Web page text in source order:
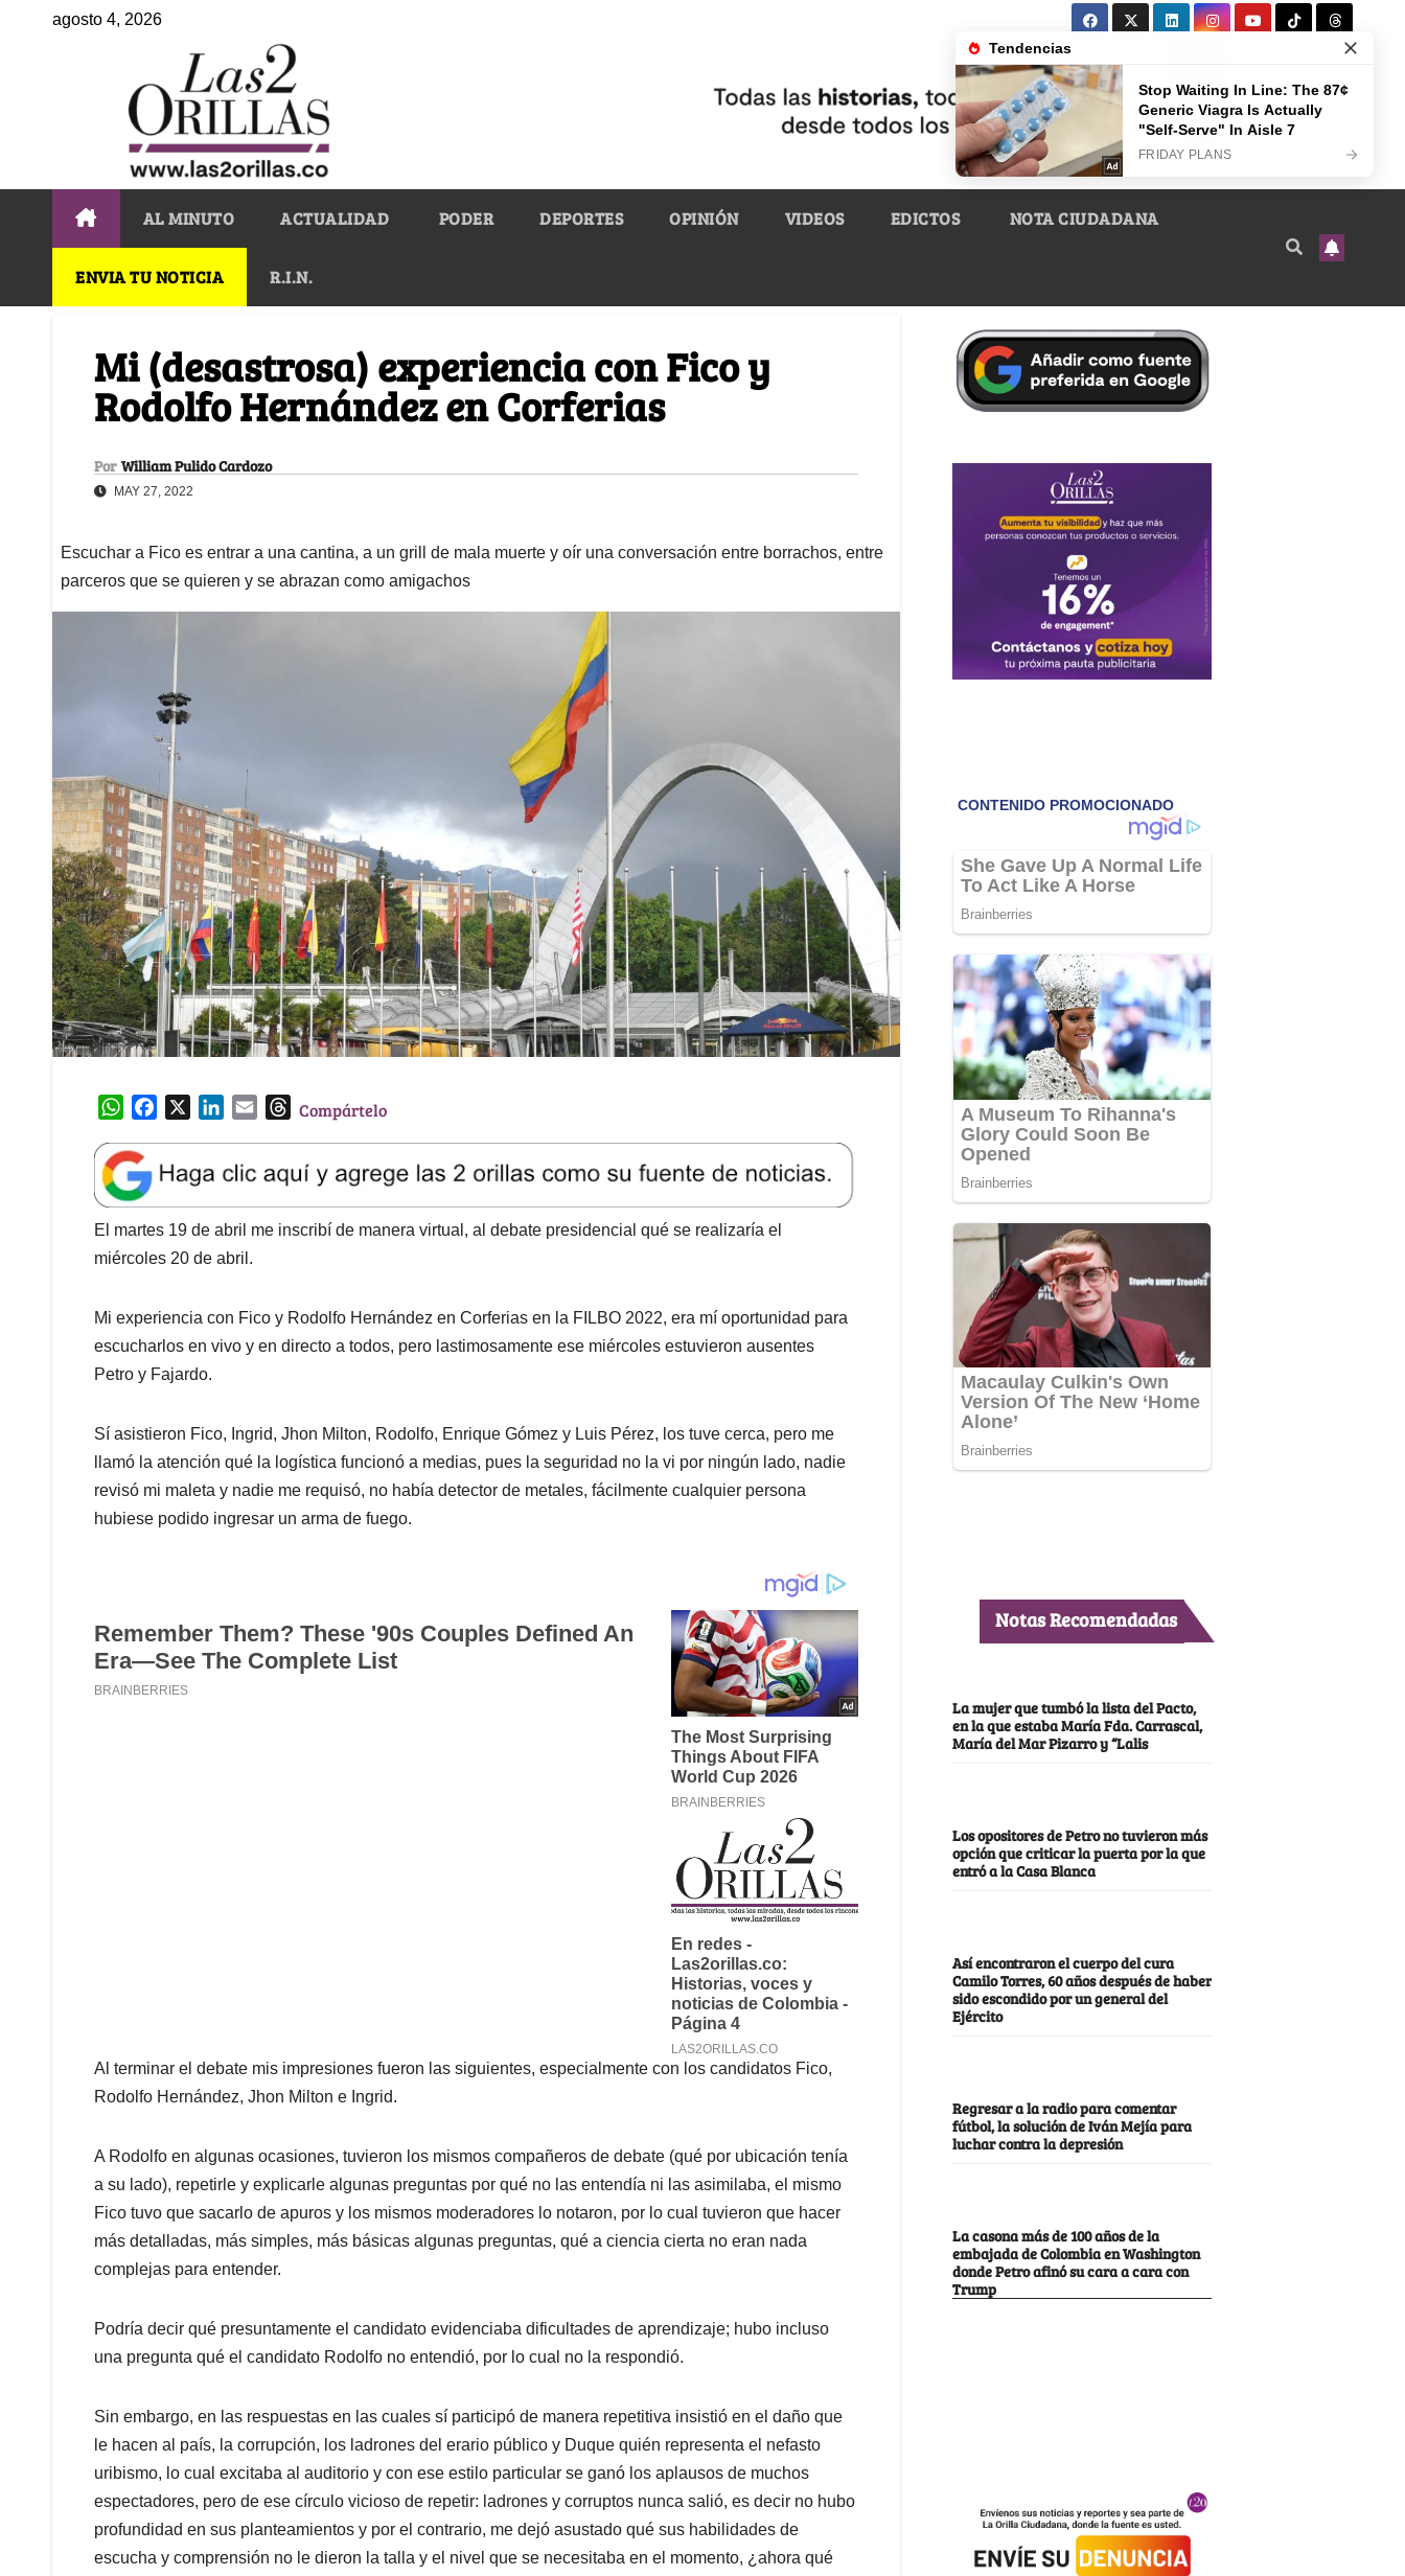
agosto 4, 2026
AL MINUTO ACTUALIDAD PODER DEPORTES OPINIÓN VIDEOS EDICTOS NOTA CIUDADANA
ENVIA TU NOTICIA R.I.N.
Mi (desastrosa) experiencia con Fico y
Rodolfo Hernández en Corferias
Por William Pulido Cardozo
MAY 27, 2022
Escuchar a Fico es entrar a una cantina, a un grill de mala muerte y oír una conversación entre borrachos, entre
parceros que se quieren y se abrazan como amigachos
W
a
t
s
A
p
e
b
o
o
k
e
d
I
l
T
e
a
d
Compártelo
El martes 19 de abril me inscribí de manera virtual, al debate presidencial qué se realizaría el
miércoles 20 de abril.
Mi experiencia con Fico y Rodolfo Hernández en Corferias en la FILBO 2022, era mí oportunidad para
escucharlos en vivo y en directo a todos, pero lastimosamente ese miércoles estuvieron ausentes
Petro y Fajardo.
Sí asistieron Fico, Ingrid, Jhon Milton, Rodolfo, Enrique Gómez y Luis Pérez, los tuve cerca, pero me
llamó la atención qué la logística funcionó a medias, pues la seguridad no la vi por ningún lado, nadie
revisó mi maleta y nadie me requisó, no había detector de metales, fácilmente cualquier persona
hubiese podido ingresar un arma de fuego.
Al terminar el debate mis impresiones fueron las siguientes, especialmente con los candidatos Fico,
Rodolfo Hernández, Jhon Milton e Ingrid.
A Rodolfo en algunas ocasiones, tuvieron los mismos compañeros de debate (qué por ubicación tenía
a su lado), repetirle y explicarle algunas preguntas por qué no las entendía ni las asimilaba, el mismo
Fico tuvo que sacarlo de apuros y los mismos moderadores lo notaron, por lo cual tuvieron que hacer
más detalladas, más simples, más básicas algunas preguntas, qué a ciencia cierta no eran nada
complejas para entender.
Podría decir qué presuntamente el candidato evidenciaba dificultades de aprendizaje; hubo incluso
una pregunta qué el candidato Rodolfo no entendió, por lo cual no la respondió.
Sin embargo, en las respuestas en las cuales sí participó de manera repetitiva insistió en el daño que
le hacen al país, la corrupción, los ladrones del erario público y Duque quién representa el nefasto
uribismo, lo cual excitaba al auditorio y con ese estilo particular se ganó los aplausos de muchos
espectadores, pero de ese círculo vicioso de repetir: ladrones y corruptos nunca salió, es decir no hubo
profundidad en sus planteamientos y por el contrario, me dejó asustado qué sus habilidades de
escucha y comprensión no le dieron la talla y el nivel que se necesitaba en el momento, ¿ahora qué
Notas Recomendadas
La mujer que tumbó la lista del Pacto,
en la que estaba María Fda. Carrascal,
María del Mar Pizarro y “Lalis
Los opositores de Petro no tuvieron más
opción que criticar la puerta por la que
entró a la Casa Blanca
Así encontraron el cuerpo del cura
Camilo Torres, 60 años después de haber
sido escondido por un general del
Ejército
Regresar a la radio para comentar
fútbol, la solución de Iván Mejía para
luchar contra la depresión
La casona más de 100 años de la
embajada de Colombia en Washington
donde Petro afinó su cara a cara con
Trump